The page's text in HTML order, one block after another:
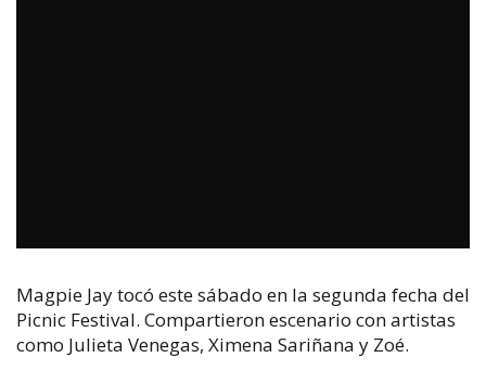
Magpie Jay tocó este sábado en la segunda fecha del
Picnic Festival. Compartieron escenario con artistas
como Julieta Venegas, Ximena Sariñana y Zoé.